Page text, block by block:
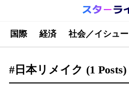
国際 経済 社会／イシュー
#日本リメイク (1 Posts)